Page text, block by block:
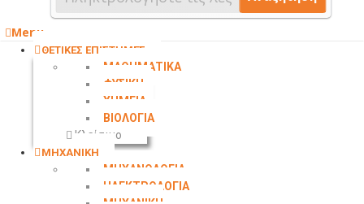
Menu
ΘΕΤΙΚΕΣ ΕΠΙΣΤΗΜΕΣ
ΜΑΘΗΜΑΤΙΚΑ
ΦΥΣΙΚΗ
ΧΗΜΕΙΑ
ΒΙΟΛΟΓΙΑ
Κλείσιμο
ΜΗΧΑΝΙΚΗ
ΜΗΧΑΝΟΛΟΓΙΑ
ΗΛΕΚΤΡΟΛΟΓΙΑ